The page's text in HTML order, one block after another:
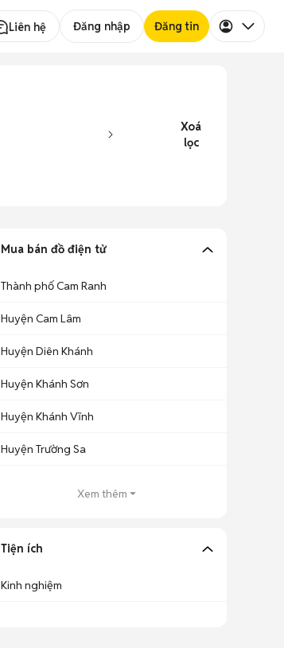
Liên hệ Đăng nhập Đăng tin
Xoá
lọc
Mua bán đồ điện tử
Thành phố Cam Ranh
Huyện Cam Lâm
Huyện Diên Khánh
Huyện Khánh Sơn
Huyện Khánh Vĩnh
Huyện Trường Sa
Xem thêm
Tiện ích
Kinh nghiệm